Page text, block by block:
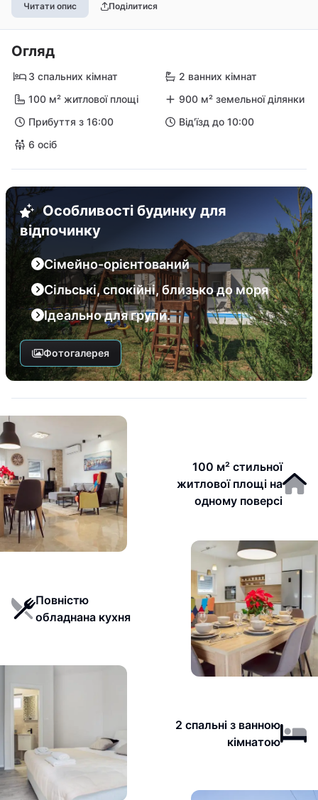
Читати опис Поділитися
Огляд
3 спальних кімнат
2 ванних кімнат
100 м² житлової площі
900 м² земельної ділянки
Прибуття з 16:00
Від'їзд до 10:00
6 осіб
Особливості будинку для
відпочинку
Сімейно-орієнтований
Сільські, спокійні, близько до моря
Ідеально для групи.
Фотогалерея
100 м² стильної
житлової площі на
одному поверсі
Повністю
обладнана кухня
2 спальні з ванною
кімнатою